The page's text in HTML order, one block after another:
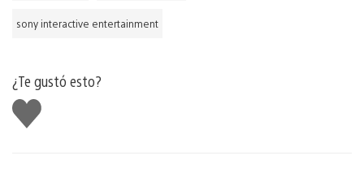
sony interactive entertainment
¿Te gustó esto?
Me
gusta